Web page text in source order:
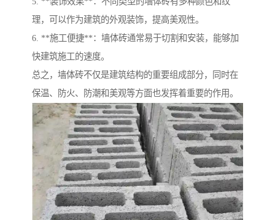
理，可以作为建筑的外观装饰，提高美观性。
6. **施工便捷**：墙体砖通常易于切割和安装，能够加
快建筑施工的速度。
总之，墙体砖不仅是建筑结构的重要组成部分，同时在
保温、防火、防潮和美观等方面也发挥着重要的作用。